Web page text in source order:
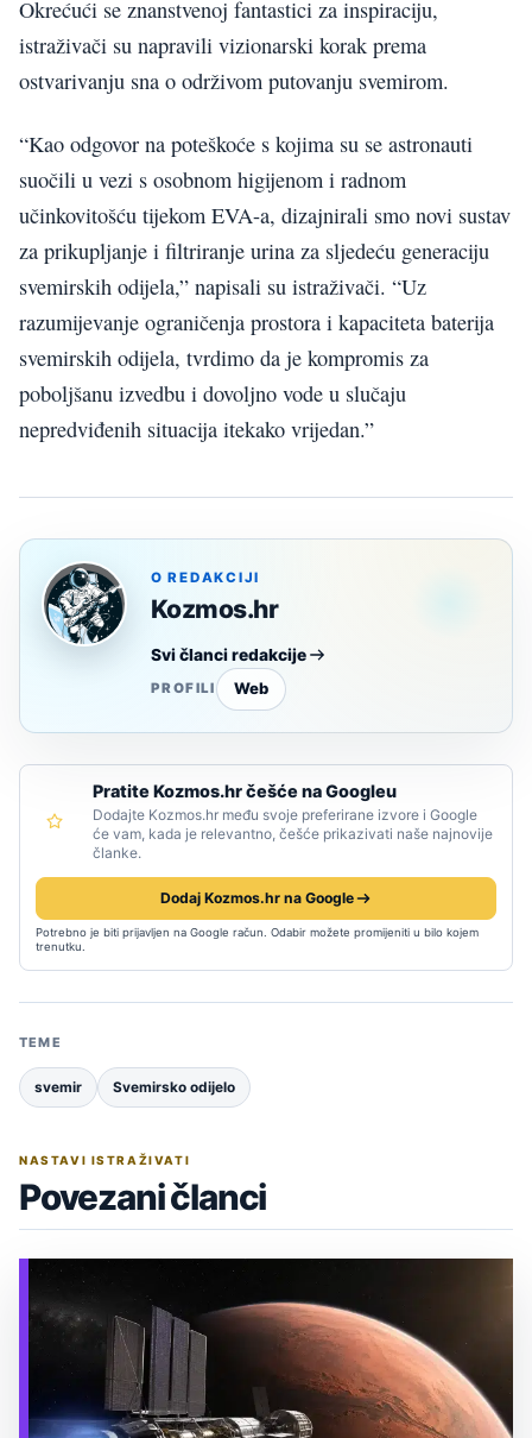
Okrećući se znanstvenoj fantastici za inspiraciju,
istraživači su napravili vizionarski korak prema
ostvarivanju sna o održivom putovanju svemirom.
“Kao odgovor na poteškoće s kojima su se astronauti
suočili u vezi s osobnom higijenom i radnom
učinkovitošću tijekom EVA-a, dizajnirali smo novi sustav
za prikupljanje i filtriranje urina za sljedeću generaciju
svemirskih odijela,” napisali su istraživači. “Uz
razumijevanje ograničenja prostora i kapaciteta baterija
svemirskih odijela, tvrdimo da je kompromis za
poboljšanu izvedbu i dovoljno vode u slučaju
nepredviđenih situacija itekako vrijedan.”
O REDAKCIJI
Kozmos.hr
Svi članci redakcije
PROFILI Web
Pratite Kozmos.hr češće na Googleu
Dodajte Kozmos.hr među svoje preferirane izvore i Google
će vam, kada je relevantno, češće prikazivati naše najnovije
članke.
Dodaj Kozmos.hr na Google
Potrebno je biti prijavljen na Google račun. Odabir možete promijeniti u bilo kojem
trenutku.
TEME
svemir Svemirsko odijelo
NASTAVI ISTRAŽIVATI
Povezani članci